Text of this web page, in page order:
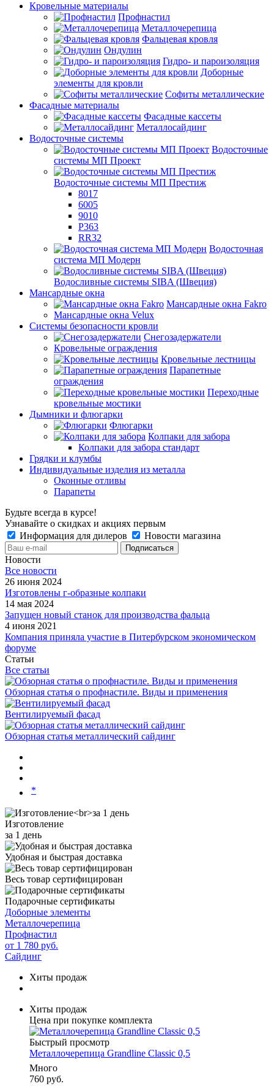
Кровельные материалы
Профнастил
Металлочерепица
Фальцевая кровля
Ондулин
Гидро- и пароизоляция
Доборные
элементы для кровли
Софиты металлические
Фасадные материалы
Фасадные кассеты
Металлосайдинг
Водосточные системы
Водосточные
системы МП Проект
Водосточные системы МП Престиж
8017
6005
9010
P363
RR32
Водосточная
система МП Модерн
Водосливные системы SIBA (Швеция)
Мансардные окна
Мансардные окна Fakro
Мансардные окна Velux
Системы безопасности кровли
Снегозадержатели
Кровельные ограждения
Кровельные лестницы
Парапетные
ограждения
Переходные
кровельные мостики
Дымники и флюгарки
Флюгарки
Колпаки для забора
Колпаки для забора стандарт
Грядки и клумбы
Индивидуальные изделия из металла
Оконные отливы
Парапеты
Будьте всегда в курсе!
Узнавайте о скидках и акциях первым
Информация для дилеров
Новости магазина
Новости
Все новости
26 июня 2024
Изготовлены г-образные колпаки
14 мая 2024
Запущен новый станок для производства фальца
4 июня 2021
Компания приняла участие в Питербурском экономическом
форуме
Статьи
Все статьи
Обзорная статья о профнастиле. Виды и применения
Вентилируемый фасад
Обзорная статья металлический сайдинг
*
Изготовление
за 1 день
Удобная и быстрая доставка
Весь товар сертифицирован
Подарочные сертификаты
Доборные элементы
Металлочерепица
Профнастил
от 1 780 руб.
Сайдинг
Хиты продаж
Хиты продаж
Цена при покупке комплекта
Быстрый просмотр
Металлочерепица Grandline Classic 0,5
Много
760 руб.